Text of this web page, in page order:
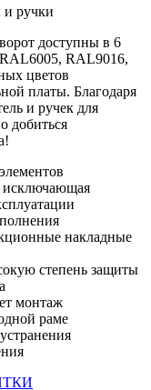
и ручки
доступны в 6
RAL9016,
цветов
платы. Благодаря
и ручек для
добиться
исключающая
накладные
степень защиты
монтаж
раме